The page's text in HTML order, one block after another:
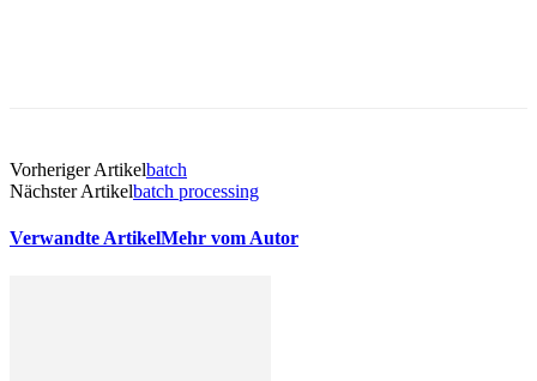
Vorheriger Artikelbatch
Nächster Artikelbatch processing
Verwandte ArtikelMehr vom Autor